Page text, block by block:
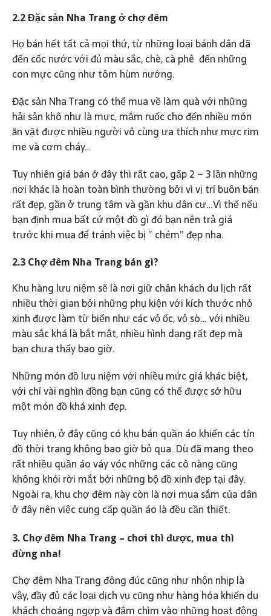
2.2 Đặc sản Nha Trang ở chợ đêm
Họ bán hết tất cả mọi thứ, từ những loại bánh dân dã
đến cốc nước với đủ màu sắc, chè, cà phê đến những
con mực cũng như tôm hùm nướng.
Đặc sản Nha Trang có thể mua về làm quà với những
hải sản khô như là mực, mắm ruốc cho đến nhiều món
ăn vặt được nhiều người vô cùng ưa thích như mực rim
me và cơm cháy…
Tuy nhiên giá bán ở đây thì rất cao, gấp 2 – 3 lần những
nơi khác là hoàn toàn bình thường bởi vì vị trí buôn bán
rất đẹp, gần ở trung tâm và gần khu dân cư…Vì thế nếu
bạn định mua bất cứ một đồ gì đó bạn nên trả giá
trước khi mua để tránh việc bị ” chém” đẹp nha.
2.3 Chợ đêm Nha Trang bán gì?
Khu hàng lưu niệm sẽ là nơi giữ chân khách du lịch rất
nhiều thời gian bởi những phụ kiện với kích thước nhỏ
xinh được làm từ biển như các vỏ ốc, vỏ sò… với nhiều
màu sắc khá là bắt mắt, nhiều hình dạng rất đẹp mà
bạn chưa thấy bao giờ.
Những món đồ lưu niệm với nhiều mức giá khác biệt,
với chỉ vài nghìn đồng bạn cũng có thể được sở hữu
một món đồ khá xinh đẹp.
Tuy nhiên, ở đây cũng có khu bán quần áo khiến các tín
đồ thời trang không bao giờ bỏ qua. Dù đã mang theo
rất nhiều quần áo váy vóc những các cô nàng cũng
không khỏi rời mắt bởi những bộ đồ xinh đẹp tại đây.
Ngoài ra, khu chợ đêm này còn là nơi mua sắm của dân
ở đây nên việc cung cấp quần áo là đều cần thiết.
3. Chợ đêm Nha Trang – chơi thì được, mua thì
đừng nha!
Chợ đêm Nha Trang đông đúc cũng như nhộn nhịp là
vậy, đầy đủ các loại dịch vụ cũng như hàng hóa khiến du
khách choáng ngợp và đắm chìm vào những hoạt động